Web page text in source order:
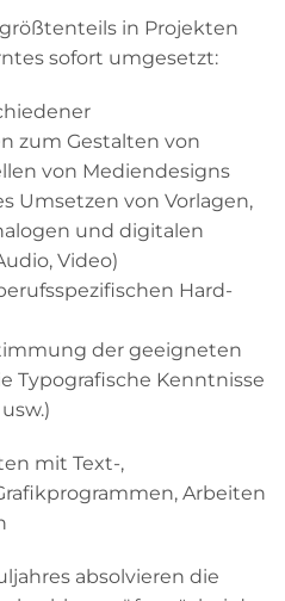
in Projekten
sofort umgesetzt:
zum Gestalten von
von Mediendesigns
Umsetzen von Vorlagen,
und digitalen
Video)
Hard-
der geeigneten
Typografische Kenntnisse
mit Text-,
Arbeiten
absolvieren die